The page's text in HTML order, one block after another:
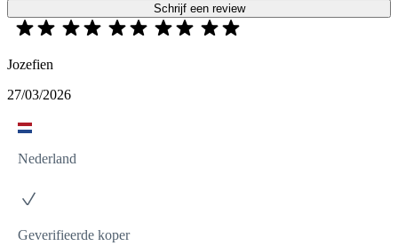
Schrijf een review
Jozefien
27/03/2026
Nederland
Geverifieerde koper